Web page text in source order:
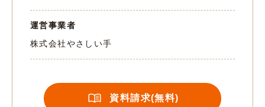
運営事業者
株式会社やさしい手
資料請求(無料)